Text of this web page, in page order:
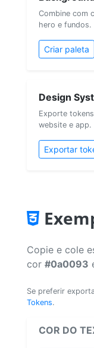
Combine com
hero e fundos.
Criar paleta
Design
Exporte
website e app.
Exportar
Copie e cole
cor #0a0093
Se preferir
Tokens.
COR DO